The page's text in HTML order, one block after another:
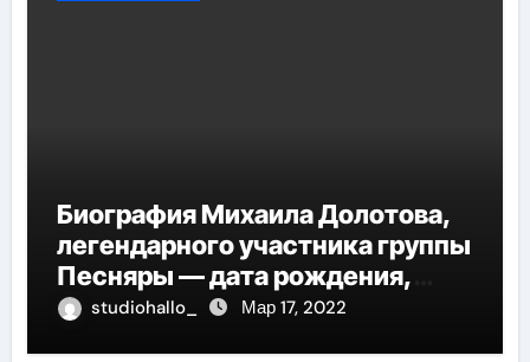
Биография Михаила Долотова,
легендарного участника группы
Песняры — дата рождения,
творческий путь и невероятные
studiohallo_ Мар 17, 2022